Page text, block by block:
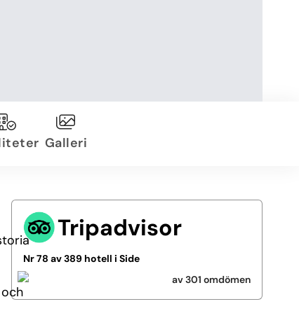
Galleri
Tripadvisor
Nr 78 av 389 hotell i Side
av 301 omdömen